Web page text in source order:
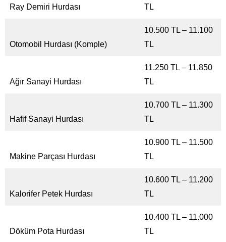
Ray Demiri Hurdası TL
Otomobil Hurdası (Komple)
10.500 TL – 11.100
TL
Ağır Sanayi Hurdası
11.250 TL – 11.850
TL
Hafif Sanayi Hurdası
10.700 TL – 11.300
TL
Makine Parçası Hurdası
10.900 TL – 11.500
TL
Kalorifer Petek Hurdası
10.600 TL – 11.200
TL
Döküm Pota Hurdası
10.400 TL – 11.000
TL